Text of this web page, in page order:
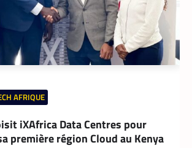
AFRIQUE
iXAfrica Data Centres pour
première région Cloud au Kenya